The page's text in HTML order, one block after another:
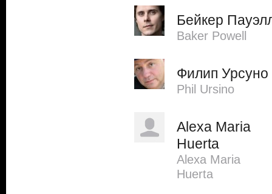
Бейкер
Baker Powell
Филип Урсуно
Phil Ursino
Alexa Maria
Huerta
Alexa Maria
Huerta